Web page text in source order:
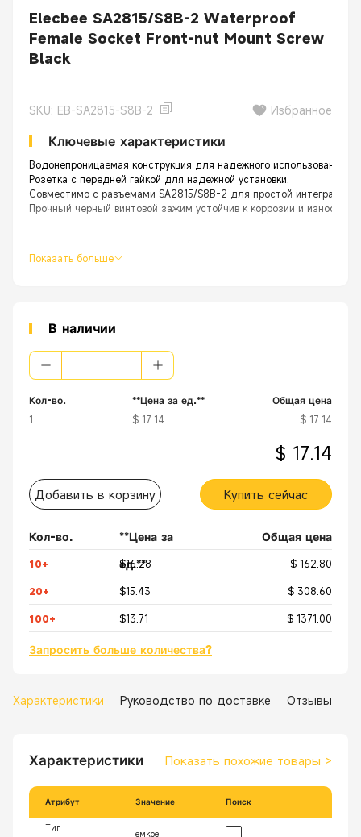
Elecbee SA2815/S8B-2 Waterproof
Female Socket Front-nut Mount Screw
Black
SKU: EB-SA2815-S8B-2 Избранное
Ключевые характеристики
Водонепроницаемая конструкция для надежного использования
Розетка с передней гайкой для надежной установки.
Совместимо с разъемами SA2815/S8B-2 для простой интеграции.
Прочный черный винтовой зажим устойчив к коррозии и износу.
Показать больше
В наличии
Кол-во.
1
**Цена за ед.**
$ 17.14
Общая цена
$ 17.14
$ 17.14
Добавить в корзину Купить сейчас
Кол-во.
**Цена за
ед.**
Общая цена
10+ $16.28 $ 162.80
20+ $15.43 $ 308.60
100+ $13.71 $ 1371.00
Запросить больше количества?
Характеристики Руководство по доставке Отзывы
Характеристики Показать похожие товары >
Атрибут Значение Поиск
Тип
емкое